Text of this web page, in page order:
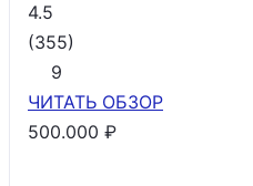
4.5
(355)
9
ЧИТАТЬ ОБЗОР
500.000 ₽